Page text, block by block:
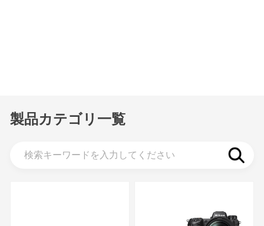
製品カテゴリ一覧